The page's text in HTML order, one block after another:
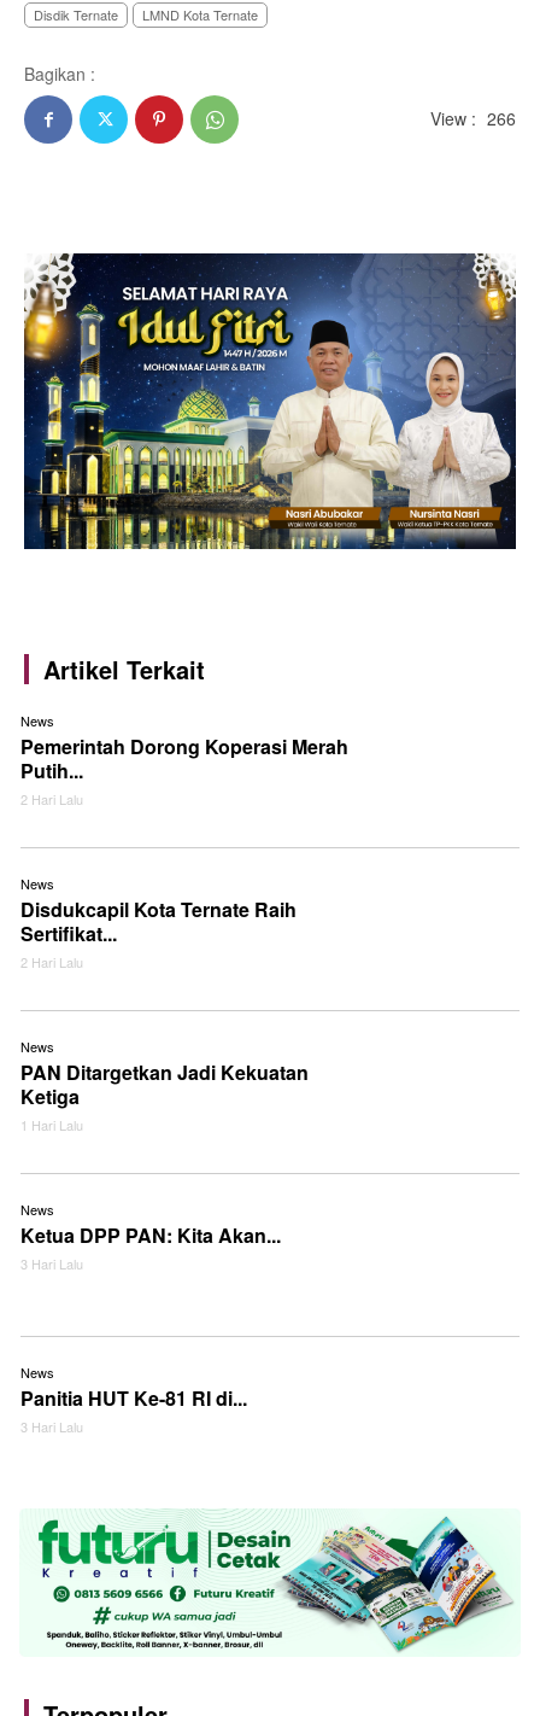
Disdik Ternate LMND Kota Ternate
Bagikan :
View : 266
Artikel Terkait
News
Pemerintah Dorong Koperasi Merah
Putih...
2 Hari Lalu
News
Disdukcapil Kota Ternate Raih
Sertifikat...
2 Hari Lalu
News
PAN Ditargetkan Jadi Kekuatan
Ketiga
1 Hari Lalu
News
Ketua DPP PAN: Kita Akan...
3 Hari Lalu
News
Panitia HUT Ke-81 RI di...
3 Hari Lalu